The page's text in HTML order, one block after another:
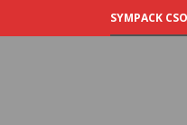
SYMPACK